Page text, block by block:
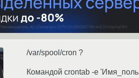
/var/spool/cron ?
Командой crontab -e